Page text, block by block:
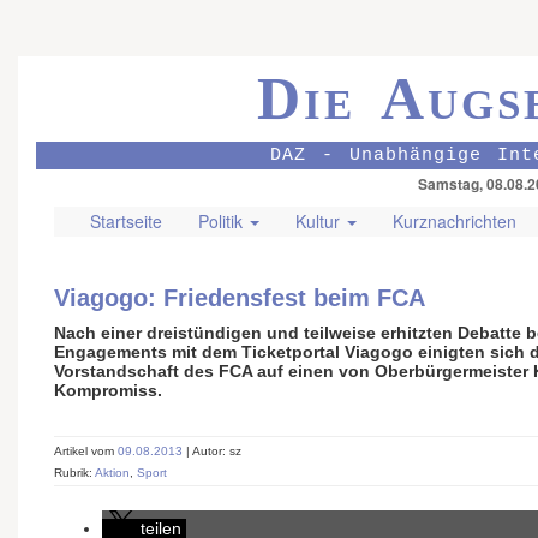
Die
DAZ - Unabhängige
Samstag,
Startseite Politik Kultur Kurznachrichten
Viagogo: Friedensfest beim FCA
Nach einer dreistündigen und teilweise erhitzten Debatte
Engagements mit dem Ticketportal Viagogo einigten sich
Vorstandschaft des FCA auf einen von
Kompromiss.
Artikel vom 09.08.2013 | Autor: sz
Rubrik: Aktion Sport
teilen